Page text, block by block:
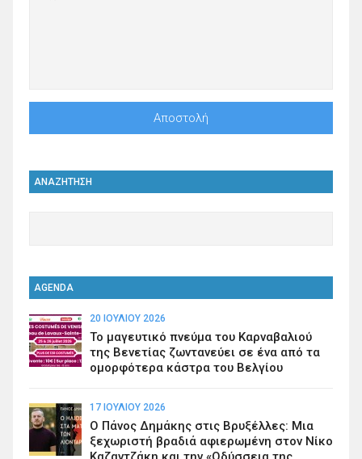
ΑΝΑΖΗΤΗΣΗ
AGENDA
20 ΙΟΥΛΊΟΥ 2026
Το μαγευτικό πνεύμα του Καρναβαλιού
της Βενετίας ζωντανεύει σε ένα από τα
ομορφότερα κάστρα του Βελγίου
17 ΙΟΥΛΊΟΥ 2026
Ο Πάνος Δημάκης στις Βρυξέλλες: Μια
ξεχωριστή βραδιά αφιερωμένη στον Νίκο